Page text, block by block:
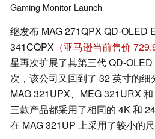
Gaming Monitor Launch
继发布 MAG 271QPX QD-OLED
341CQPX （亚马逊当前售价
星再次扩展了其第三代 QD-
次，该公司又回到了 32 英寸的
MAG 321UPX、MEG 321URX
三款产品都采用了相同的 4K 和
在 MAG 321UP 上采用了较小的尺